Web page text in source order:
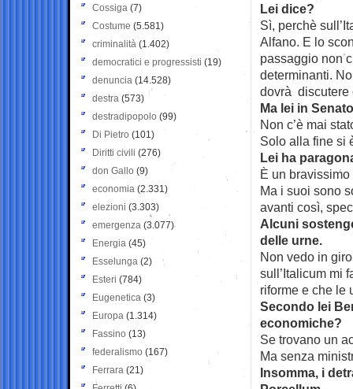
Lei dice?
Sì, perchè
Alfano. E lo
passaggio non
determinanti.
dovrà discutere
Ma lei in
Non c’è mai
Solo alla fine si
Lei ha
È un
Ma i suoi sono
avanti così,
Alcuni
delle urne.
Non vedo in
sull’Italicum mi
riforme e che le
Secondo lei
economiche?
Se trovano un
Ma senza
Insomma, i
Cossiga (7)
Costume (5.581)
criminalità (1.402)
democratici e progressisti (19)
denuncia (14.528)
destra (573)
destradipopolo (99)
Di Pietro (101)
Diritti civili (276)
don Gallo (9)
economia (2.331)
elezioni (3.303)
emergenza (3.077)
Energia (45)
Esselunga (2)
Esteri (784)
Eugenetica (3)
Europa (1.314)
Fassino (13)
federalismo (167)
Ferrara (21)